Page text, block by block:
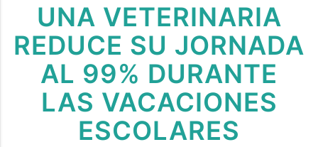
UNA VETERINARIA
REDUCE SU JORNADA
AL 99% DURANTE
LAS VACACIONES
ESCOLARES